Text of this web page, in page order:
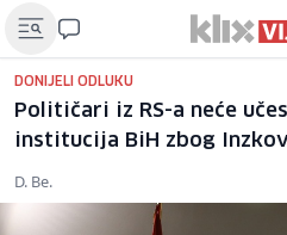
DONIJELI ODLUKU
Političari iz RS-a neće
institucija BiH zbog
D. Be.